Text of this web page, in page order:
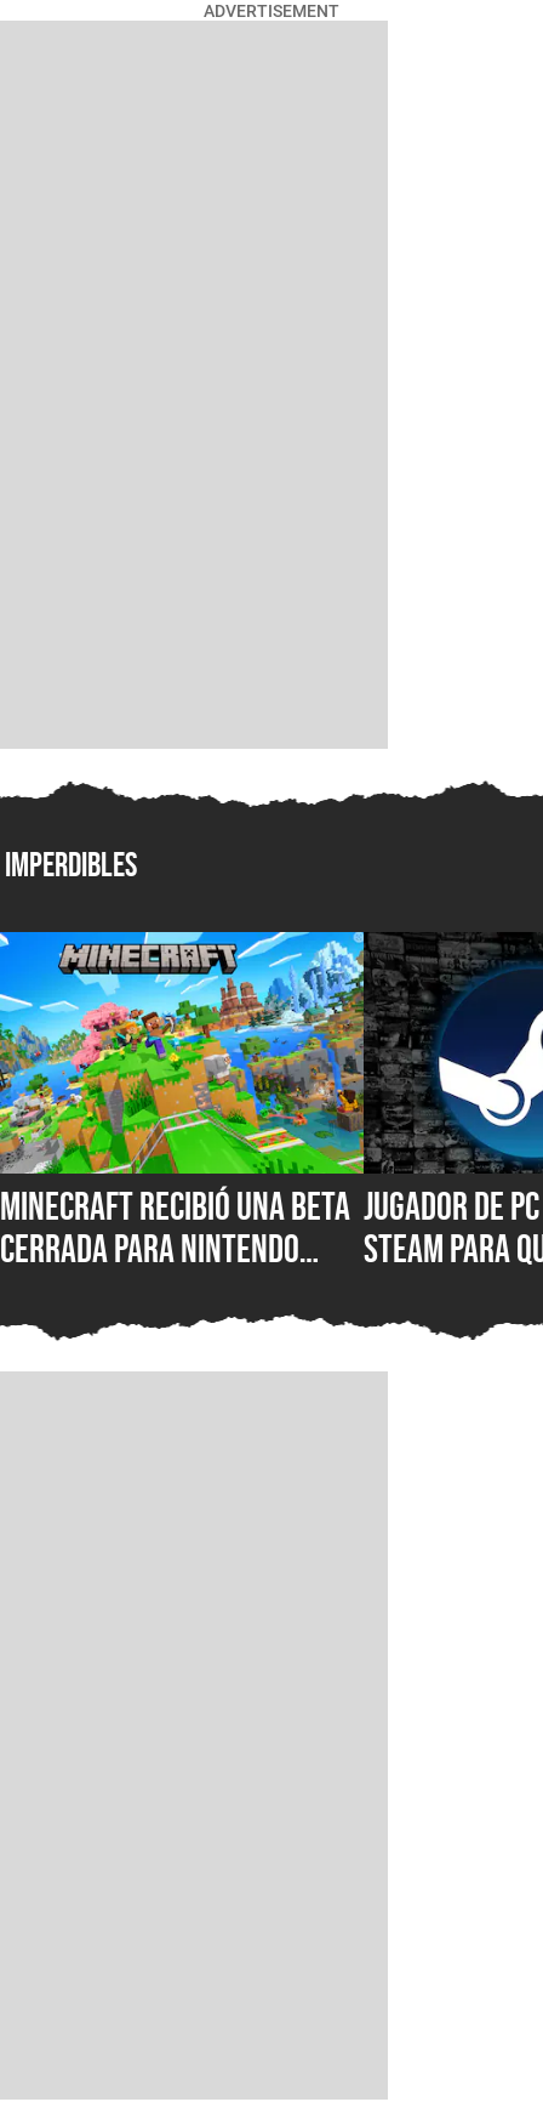
ADVERTISEMENT
Imperdibles
Minecraft recibió una Beta
cerrada para Nintendo
primeras novedades
Jugador de
Steam para
pesar de que
a un juego, y